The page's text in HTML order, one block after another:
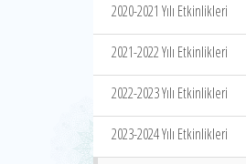
2020-2021 Yılı Etkinlikleri
2021-2022 Yılı Etkinlikleri
2022-2023 Yılı Etkinlikleri
2023-2024 Yılı Etkinlikleri